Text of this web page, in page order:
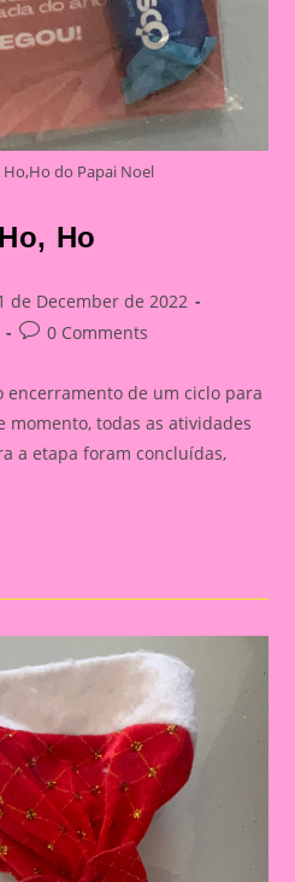
do Papai Noel
Ho
de December de 2022
Post0 Comments
encerramento de um ciclo para
momento, todas as atividades
a etapa foram concluídas,